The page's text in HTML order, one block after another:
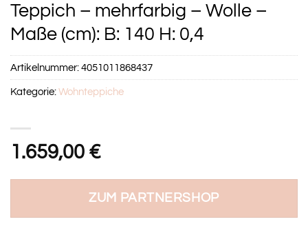
Teppich – mehrfarbig – Wolle –
Maße (cm): B: 140 H: 0,4
1.659,00 €
ZUM PARTNERSHOP
Artikelnummer:4051011868437
Kategorie:Wohnteppiche